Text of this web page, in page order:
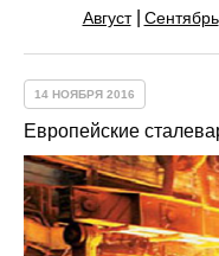
Август
Сентябрь
14 НОЯБРЯ 2016
Европейские